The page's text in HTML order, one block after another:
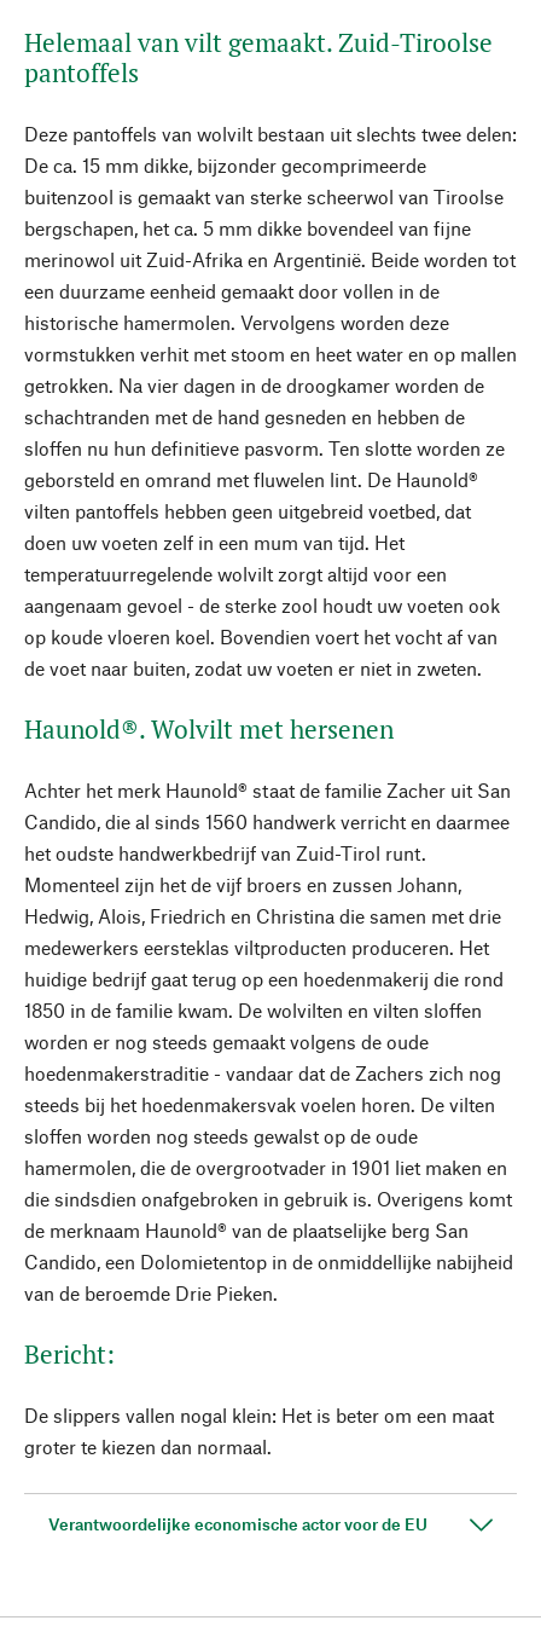
Helemaal van vilt gemaakt. Zuid-Tiroolse
pantoffels
Deze pantoffels van wolvilt bestaan uit slechts twee delen:
De ca. 15 mm dikke, bijzonder gecomprimeerde
buitenzool is gemaakt van sterke scheerwol van Tiroolse
bergschapen, het ca. 5 mm dikke bovendeel van fijne
merinowol uit Zuid-Afrika en Argentinië. Beide worden tot
een duurzame eenheid gemaakt door vollen in de
historische hamermolen. Vervolgens worden deze
vormstukken verhit met stoom en heet water en op mallen
getrokken. Na vier dagen in de droogkamer worden de
schachtranden met de hand gesneden en hebben de
sloffen nu hun definitieve pasvorm. Ten slotte worden ze
geborsteld en omrand met fluwelen lint. De Haunold®
vilten pantoffels hebben geen uitgebreid voetbed, dat
doen uw voeten zelf in een mum van tijd. Het
temperatuurregelende wolvilt zorgt altijd voor een
aangenaam gevoel - de sterke zool houdt uw voeten ook
op koude vloeren koel. Bovendien voert het vocht af van
de voet naar buiten, zodat uw voeten er niet in zweten.
Haunold®. Wolvilt met hersenen
Achter het merk Haunold® staat de familie Zacher uit San
Candido, die al sinds 1560 handwerk verricht en daarmee
het oudste handwerkbedrijf van Zuid-Tirol runt.
Momenteel zijn het de vijf broers en zussen Johann,
Hedwig, Alois, Friedrich en Christina die samen met drie
medewerkers eersteklas viltproducten produceren. Het
huidige bedrijf gaat terug op een hoedenmakerij die rond
1850 in de familie kwam. De wolvilten en vilten sloffen
worden er nog steeds gemaakt volgens de oude
hoedenmakerstraditie - vandaar dat de Zachers zich nog
steeds bij het hoedenmakersvak voelen horen. De vilten
sloffen worden nog steeds gewalst op de oude
hamermolen, die de overgrootvader in 1901 liet maken en
die sindsdien onafgebroken in gebruik is. Overigens komt
de merknaam Haunold® van de plaatselijke berg San
Candido, een Dolomietentop in de onmiddellijke nabijheid
van de beroemde Drie Pieken.
Bericht:
De slippers vallen nogal klein: Het is beter om een maat
groter te kiezen dan normaal.
Verantwoordelijke economische actor voor de EU